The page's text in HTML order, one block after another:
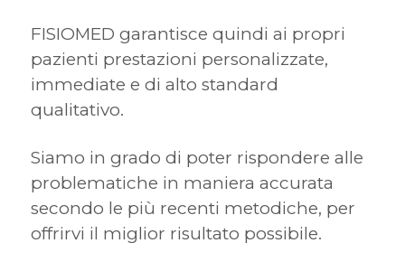
FISIOMED garantisce quindi ai propri
pazienti prestazioni personalizzate,
immediate e di alto standard
qualitativo.
Siamo in grado di poter rispondere alle
problematiche in maniera accurata
secondo le più recenti metodiche, per
offrirvi il miglior risultato possibile.